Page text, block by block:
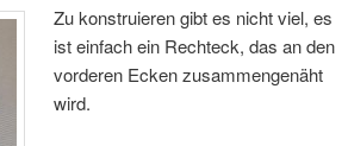
Zu konstruieren gibt es nicht viel, es
ist einfach ein Rechteck, das an den
vorderen Ecken zusammengenäht
wird.